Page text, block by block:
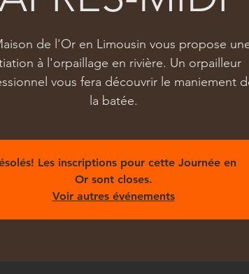
de l'Or en Limousin vous propose
à l'orpaillage en rivière. Un orpailleur
vous fera découvrir le maniement
la batée.
Les inscriptions pour cette Journée en
Or sont closes.
Voir autres événements